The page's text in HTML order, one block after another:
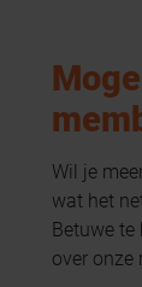
Wil je
wat het
Betuwe te
over onze